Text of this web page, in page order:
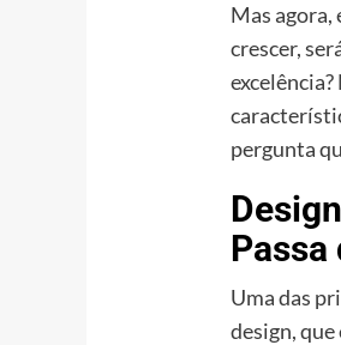
Mas agora,
crescer,
pergunta
Passa
Uma das
design,